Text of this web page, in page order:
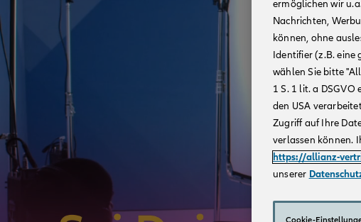
ermöglichen wir
Nachrichten,
können, ohne
Identifier (z.B. eine
wählen Sie bitte
1 S. 1 lit. a
den USA
Zugriff auf Ihre
verlassen können.
https://allianz-
unserer
Cookie-